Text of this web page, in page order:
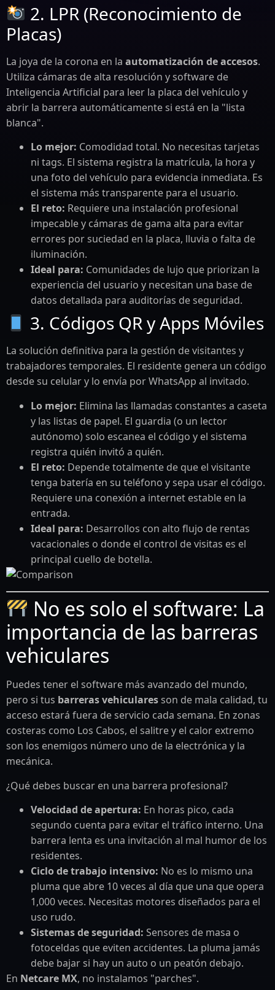
2. LPR (Reconocimiento de
Placas)
La joya de la corona en la automatización de accesos.
Utiliza cámaras de alta resolución y software de
Inteligencia Artificial para leer la placa del vehículo y
abrir la barrera automáticamente si está en la "lista
blanca".
Lo mejor: Comodidad total. No necesitas tarjetas
ni tags. El sistema registra la matrícula, la hora y
una foto del vehículo para evidencia inmediata. Es
el sistema más transparente para el usuario.
El reto: Requiere una instalación profesional
impecable y cámaras de gama alta para evitar
errores por suciedad en la placa, lluvia o falta de
iluminación.
Ideal para: Comunidades de lujo que priorizan la
experiencia del usuario y necesitan una base de
datos detallada para auditorías de seguridad.
3. Códigos QR y Apps Móviles
La solución definitiva para la gestión de visitantes y
trabajadores temporales. El residente genera un código
desde su celular y lo envía por WhatsApp al invitado.
Lo mejor: Elimina las llamadas constantes a caseta
y las listas de papel. El guardia (o un lector
autónomo) solo escanea el código y el sistema
registra quién invitó a quién.
El reto: Depende totalmente de que el visitante
tenga batería en su teléfono y sepa usar el código.
Requiere una conexión a internet estable en la
entrada.
Ideal para: Desarrollos con alto flujo de rentas
vacacionales o donde el control de visitas es el
principal cuello de botella.
No es solo el software: La
importancia de las barreras
vehiculares
Puedes tener el software más avanzado del mundo,
pero si tus barreras vehicularesson de mala calidad, tu
acceso estará fuera de servicio cada semana. En zonas
costeras como Los Cabos, el salitre y el calor extremo
son los enemigos número uno de la electrónica y la
mecánica.
¿Qué debes buscar en una barrera profesional?
Velocidad de apertura: En horas pico, cada
segundo cuenta para evitar el tráfico interno. Una
barrera lenta es una invitación al mal humor de los
residentes.
Ciclo de trabajo intensivo: No es lo mismo una
pluma que abre 10 veces al día que una que opera
1,000 veces. Necesitas motores diseñados para el
uso rudo.
Sistemas de seguridad: Sensores de masa o
fotoceldas que eviten accidentes. La pluma jamás
debe bajar si hay un auto o un peatón debajo.
En Netcare MX, no instalamos "parches".